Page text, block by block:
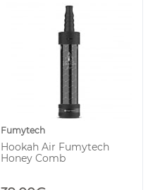
Fumytech
Hookah Air Fumytech
Honey Comb